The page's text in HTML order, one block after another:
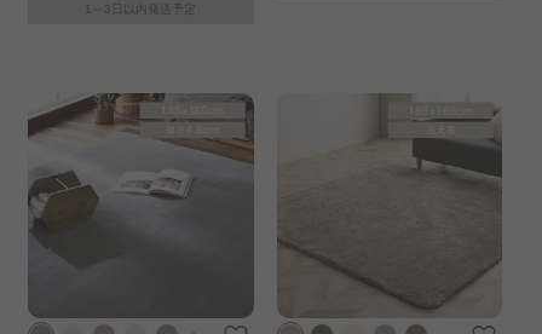
1～3日以内発送予定